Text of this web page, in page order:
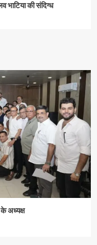
भाटिया की संदिग्ध
अध्यक्ष